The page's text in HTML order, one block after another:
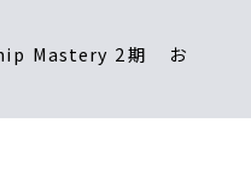
Mastery 2期 お